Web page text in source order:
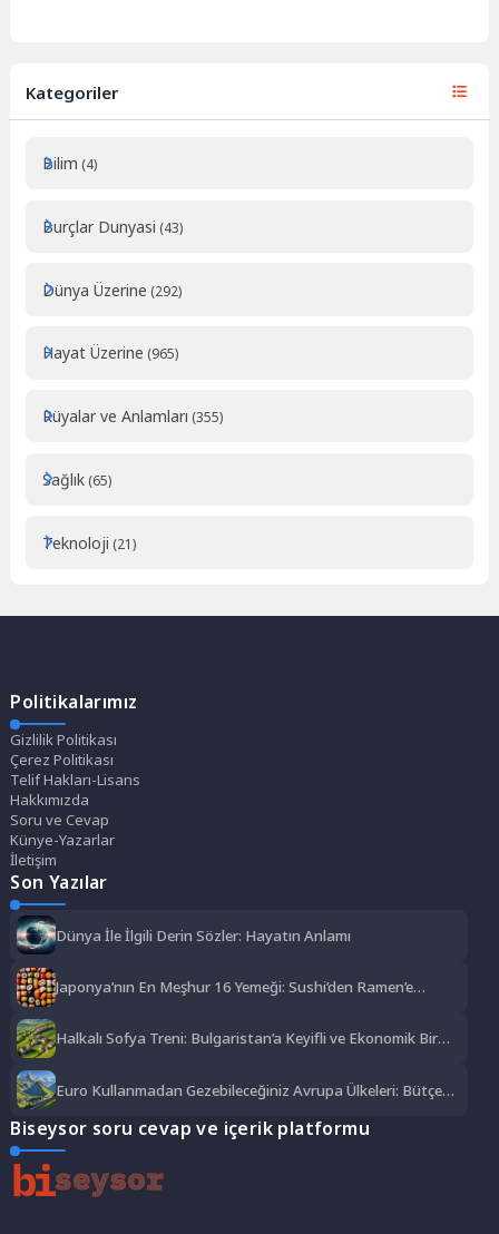
Kategoriler
Bilim (4)
Burçlar Dunyasi (43)
Dünya Üzerine (292)
Hayat Üzerine (965)
Rüyalar ve Anlamları (355)
Sağlık (65)
Teknoloji (21)
Politikalarımız
Gizlilik Politikası
Çerez Politikası
Telif Hakları-Lisans
Hakkımızda
Soru ve Cevap
Künye-Yazarlar
İletişim
Son Yazılar
Dünya İle İlgili Derin Sözler: Hayatın Anlamı
Japonya’nın En Meşhur 16 Yemeği: Sushi’den Ramen’e
Halkalı Sofya Treni: Bulgaristan’a Keyifli ve Ekonomik Bir
Euro Kullanmadan Gezebileceğiniz Avrupa Ülkeleri: Bütçe
Biseysor soru cevap ve içerik platformu